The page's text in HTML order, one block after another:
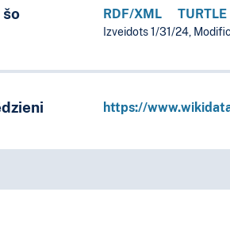
RDF/XML TURTLE
Izveidots 1/31/24,
https://